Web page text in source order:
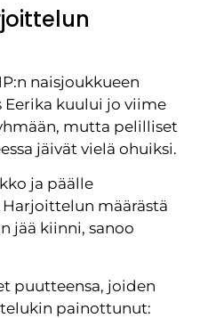
naisjoukkueen
Eerika kuului jo viime
mutta pelilliset
jäivät vielä ohuiksi.
ja päälle
määrästä
jää kiinni, sanoo
puutteensa, joiden
painottunut: